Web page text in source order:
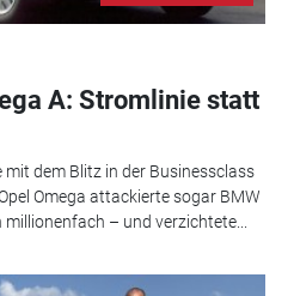
A: Stromlinie statt
dem Blitz in der Businessclass
Omega attackierte sogar BMW
– und verzichtete...